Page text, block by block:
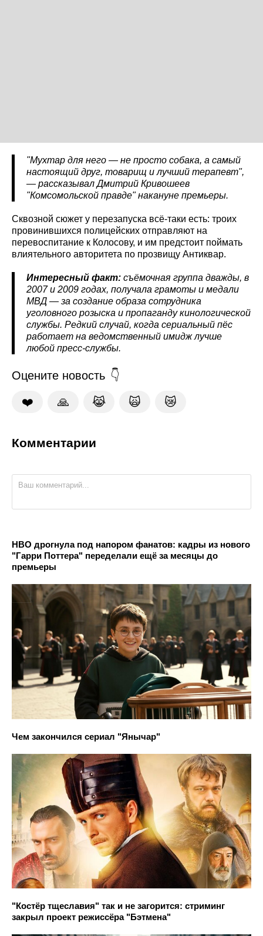
"Мухтар для него — не просто собака, а самый
настоящий друг, товарищ и лучший терапевт",
— рассказывал Дмитрий Кривошеев
"Комсомольской правде" накануне премьеры.
Сквозной сюжет у перезапуска всё-таки есть: троих
провинившихся полицейских отправляют на
перевоспитание к Колосову, и им предстоит поймать
влиятельного авторитета по прозвищу Антиквар.
Интересный факт: съёмочная группа дважды, в
2007 и 2009 годах, получала грамоты и медали
МВД — за создание образа сотрудника
уголовного розыска и пропаганду кинологической
службы. Редкий случай, когда сериальный пёс
работает на ведомственный имидж лучше
любой пресс-службы.
Оцените новость
❤️ 🙏 😹 🙀 😿
Комментарии
HBO дрогнула под напором фанатов: кадры из нового
"Гарри Поттера" переделали ещё за месяцы до
премьеры
Чем закончился сериал "Янычар"
"Костёр тщеславия" так и не загорится: стриминг
закрыл проект режиссёра "Бэтмена"